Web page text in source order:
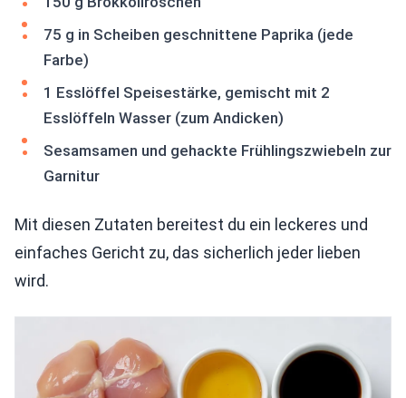
75 g in Scheiben geschnittene Paprika (jede
Farbe)
1 Esslöffel Speisestärke, gemischt mit 2
Esslöffeln Wasser (zum Andicken)
Sesamsamen und gehackte Frühlingszwiebeln zur
Garnitur
Mit diesen Zutaten bereitest du ein leckeres und
einfaches Gericht zu, das sicherlich jeder lieben
wird.